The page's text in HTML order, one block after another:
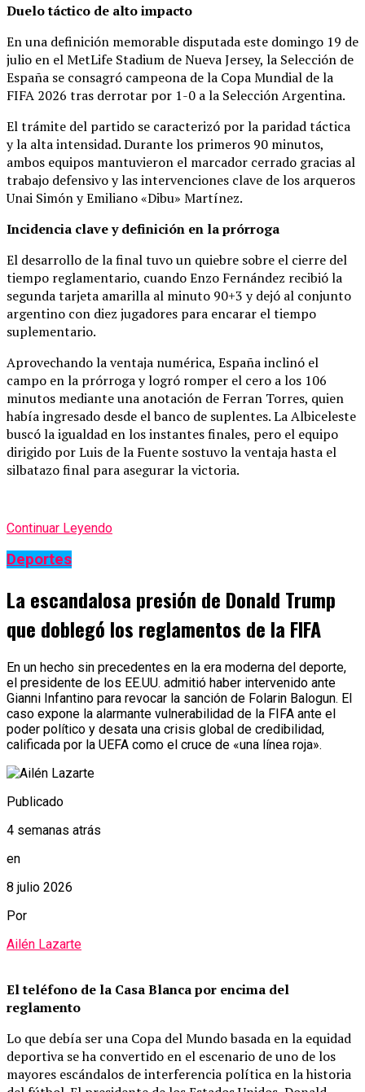
Duelo táctico de alto impacto
En una definición memorable disputada este domingo 19 de
julio en el MetLife Stadium de Nueva Jersey, la Selección de
España se consagró campeona de la Copa Mundial de la
FIFA 2026 tras derrotar por 1-0 a la Selección Argentina.
El trámite del partido se caracterizó por la paridad táctica
y la alta intensidad. Durante los primeros 90 minutos,
ambos equipos mantuvieron el marcador cerrado gracias al
trabajo defensivo y las intervenciones clave de los arqueros
Unai Simón y Emiliano «Dibu» Martínez.
Incidencia clave y definición en la prórroga
El desarrollo de la final tuvo un quiebre sobre el cierre del
tiempo reglamentario, cuando Enzo Fernández recibió la
segunda tarjeta amarilla al minuto 90+3 y dejó al conjunto
argentino con diez jugadores para encarar el tiempo
suplementario.
Aprovechando la ventaja numérica, España inclinó el
campo en la prórroga y logró romper el cero a los 106
minutos mediante una anotación de Ferran Torres, quien
había ingresado desde el banco de suplentes. La Albiceleste
buscó la igualdad en los instantes finales, pero el equipo
dirigido por Luis de la Fuente sostuvo la ventaja hasta el
silbatazo final para asegurar la victoria.
Continuar Leyendo
Deportes
La escandalosa presión de Donald Trump
que doblegó los reglamentos de la FIFA
En un hecho sin precedentes en la era moderna del deporte,
el presidente de los EE.UU. admitió haber intervenido ante
Gianni Infantino para revocar la sanción de Folarin Balogun. El
caso expone la alarmante vulnerabilidad de la FIFA ante el
poder político y desata una crisis global de credibilidad,
calificada por la UEFA como el cruce de «una línea roja».
Publicado
4 semanas atrás
en
8 julio 2026
Por
Ailén Lazarte
El teléfono de la Casa Blanca por encima del
reglamento
Lo que debía ser una Copa del Mundo basada en la equidad
deportiva se ha convertido en el escenario de uno de los
mayores escándalos de interferencia política en la historia